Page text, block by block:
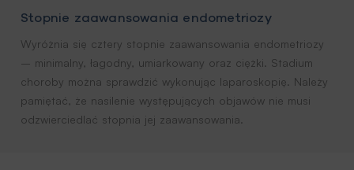
Stopnie zaawansowania endometriozy
Wyróżnia się cztery stopnie zaawansowania endometriozy
– minimalny, łagodny, umiarkowany oraz ciężki. Stadium
choroby można sprawdzić wykonując laparoskopię. Należy
pamiętać, że nasilenie występujących objawów nie musi
odzwierciedlać stopnia jej zaawansowania.